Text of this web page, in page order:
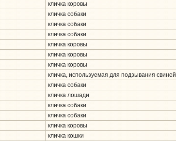
кличка коровы
кличка собаки
кличка собаки
кличка собаки
кличка коровы
кличка коровы
кличка коровы
кличка, используемая для подзывания свиней
кличка собаки
кличка лошади
кличка собаки
кличка собаки
кличка коровы
кличка кошки